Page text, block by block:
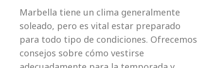
Marbella tiene un clima generalmente
soleado, pero es vital estar preparado
para todo tipo de condiciones. Ofrecemos
consejos sobre cómo vestirse